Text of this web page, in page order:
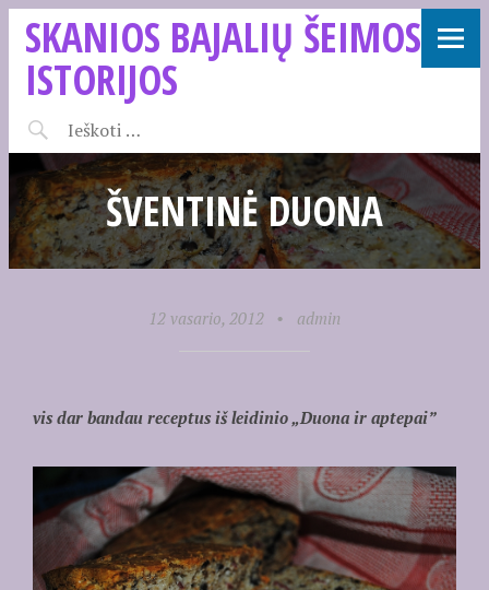
SKANIOS BAJALIŲ ŠEIMOS
ISTORIJOS
ŠVENTINĖ DUONA
12 vasario, 2012 • admin
vis dar bandau receptus iš leidinio „Duona ir aptepai”